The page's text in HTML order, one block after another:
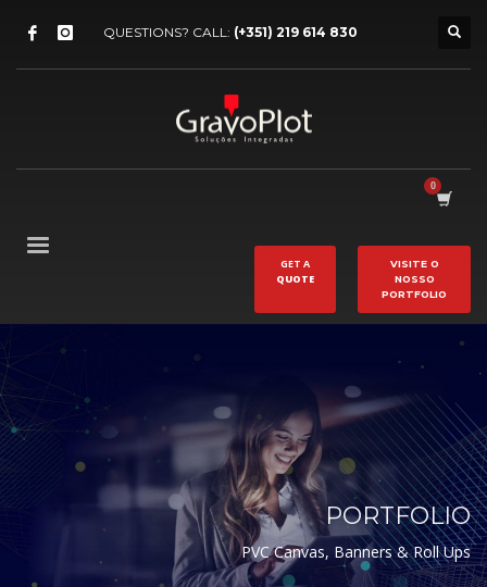
QUESTIONS? CALL: (+351) 219 614 830
GET A
QUOTE
VISITE O
NOSSO
PORTFOLIO
PORTFOLIO
PVC Canvas, Banners & Roll Ups